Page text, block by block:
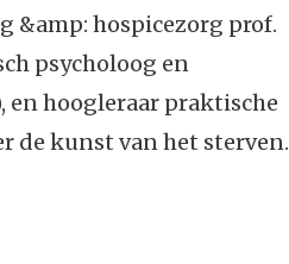
&amp: hospicezorg prof.
psycholoog en
en hoogleraar praktische
de kunst van het sterven.